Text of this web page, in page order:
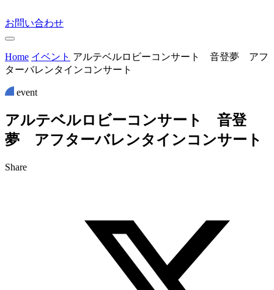
お問い合わせ
Home イベント アルテベルロビーコンサート 音登夢 アフ
ターバレンタインコンサート
event
アルテベルロ ビーコ ンサー ト 音登
夢
アフタ ーバレンタイ ンコ ンサー ト
Share